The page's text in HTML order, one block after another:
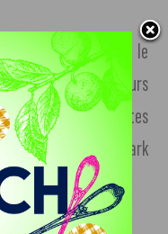
40 films par édition, le
13.000 spectateurs
invités les cinéastes
Brian De Palma, Park